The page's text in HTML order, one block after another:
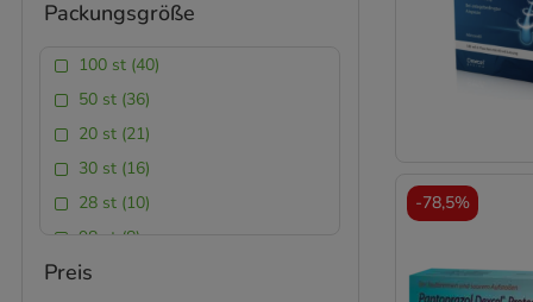
-78,5%
Lösung zum Einnehmen (5)
Spray (1)
Tabletten (50)
Tabletten, magensaftresistent
(4)
Weichkapseln (6)
Wirkstoffhaltiger Nagellack (4)
Packungsgröße
100 st (40)
50 st (36)
20 st (21)
30 st (16)
28 st (10)
98 st (8)
56 st (7)
Preis